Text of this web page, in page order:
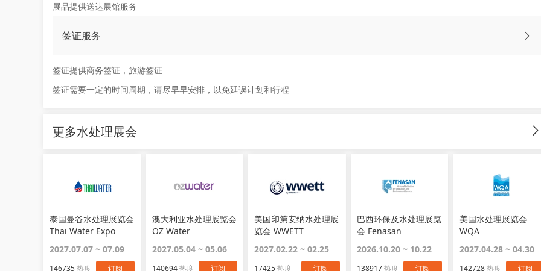
展品提供送达展馆服务
签证服务
签证提供商务签证，旅游签证
签证需要一定的时间周期，请尽早早安排，以免延误计划和行程
更多水处理展会
泰国曼谷水处理展览会
Thai Water Expo
2027.07.07 ~ 07.09
146735热度 订阅
澳大利亚水处理展览会
OZ Water
2027.05.04 ~ 05.06
140694热度 订阅
美国印第安纳水处理展
览会 WWETT
2027.02.22 ~ 02.25
17425热度 订阅
巴西环保及水处理展览
会 Fenasan
2026.10.20 ~ 10.22
138917热度 订阅
美国水处理展览会
WQA
2027.04.28 ~ 04.30
142728热度 订阅